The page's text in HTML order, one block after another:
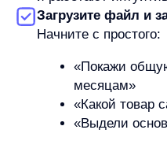
И это меняет всё.
Потому что данные
больше не пугают. Они
повседневной работы — как
поисковик. Доступные,
Что в итоге?